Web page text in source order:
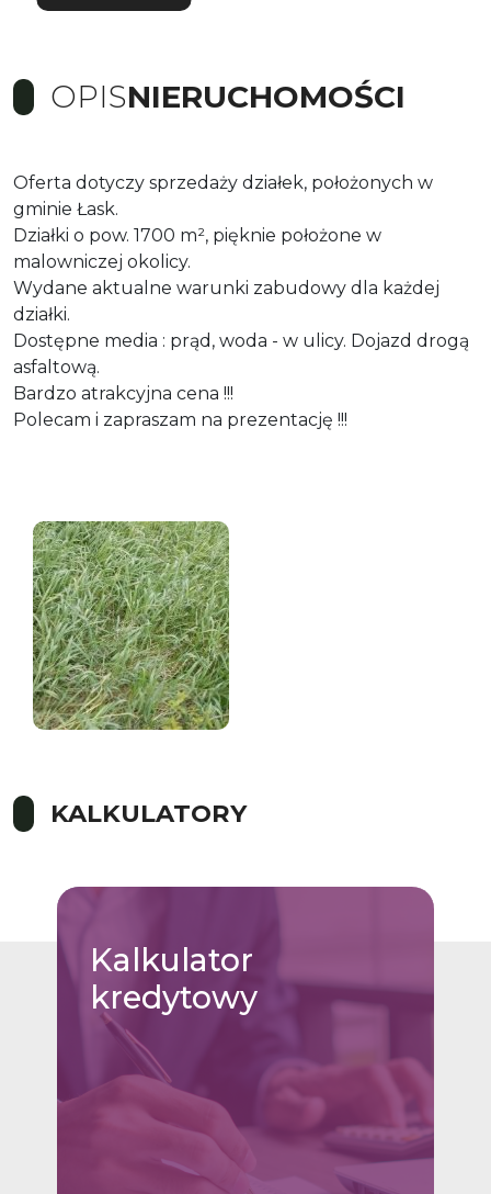
OPISNIERUCHOMOŚCI
Oferta dotyczy sprzedaży działek, położonych w
gminie Łask.
Działki o pow. 1700 m², pięknie położone w
malowniczej okolicy.
Wydane aktualne warunki zabudowy dla każdej
działki.
Dostępne media : prąd, woda - w ulicy. Dojazd drogą
asfaltową.
Bardzo atrakcyjna cena !!!
Polecam i zapraszam na prezentację !!!
KALKULATORY
Kalkulator
kredytowy